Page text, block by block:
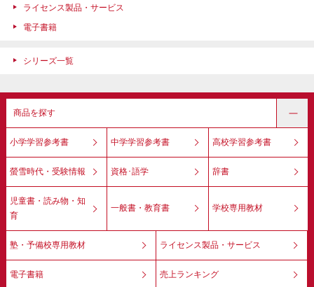
ライセンス製品・サービス
電子書籍
シリーズ一覧
商品を探す
小学学習参考書 中学学習参考書 高校学習参考書
螢雪時代・受験情報 資格･語学 辞書
児童書・読み物・知
育
一般書・教育書 学校専用教材
塾・予備校専用教材 ライセンス製品・サービス
電子書籍 売上ランキング